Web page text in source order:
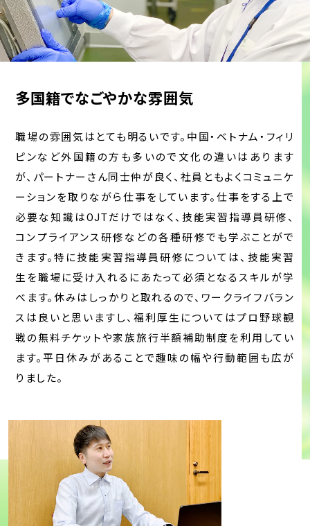
多国籍でなごやかな雰囲気
職場の雰囲気はとても明るいです。中国・ベトナム・フィリ
ピンなど外国籍の方も多いので文化の違いはあります
が、パートナーさん同士仲が良く、社員ともよくコミュニケ
ーションを取りながら仕事をしています。仕事をする上で
必要な知識はOJTだけではなく、技能実習指導員研修、
コンプライアンス研修などの各種研修でも学ぶことがで
きます。特に技能実習指導員研修については、技能実習
生を職場に受け入れるにあたって必須となるスキルが学
べます。休みはしっかりと取れるので、ワークライフバラン
スは良いと思いますし、福利厚生についてはプロ野球観
戦の無料チケットや家族旅行半額補助制度を利用してい
ます。平日休みがあることで趣味の幅や行動範囲も広が
りました。